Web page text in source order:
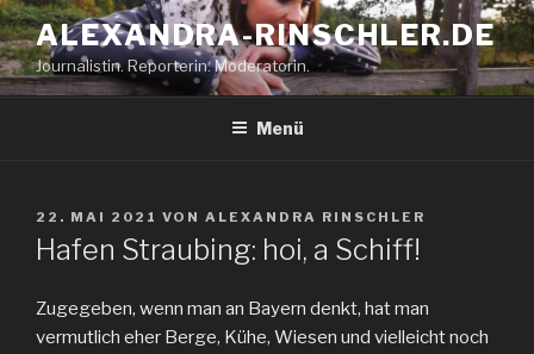
Zum
Inhalt
springen
ALEXANDRA-RINSCHLER.DE
Journalistin. Reporterin. Moderatorin.
Menü
VERÖFFENTLICHT
AM
22. MAI 2021 VON ALEXANDRA RINSCHLER
Hafen Straubing: hoi, a Schiff!
Zugegeben, wenn man an Bayern denkt, hat man
vermutlich eher Berge, Kühe, Wiesen und vielleicht noch